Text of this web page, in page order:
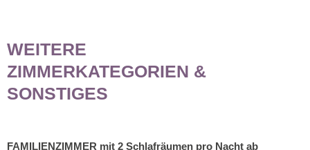
WEITERE
ZIMMERKATEGORIEN &
SONSTIGES
FAMILIENZIMMER mit 2 Schlafräumen pro Nacht ab